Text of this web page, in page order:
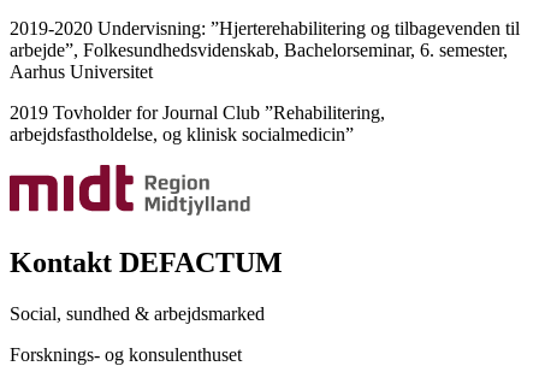
2019-2020 Undervisning: ”Hjerterehabilitering og tilbagevenden til
arbejde”, Folkesundhedsvidenskab, Bachelorseminar, 6. semester,
Aarhus Universitet
2019 Tovholder for Journal Club ”Rehabilitering,
arbejdsfastholdelse, og klinisk socialmedicin”
Kontakt DEFACTUM
Social, sundhed & arbejdsmarked
Forsknings- og konsulenthuset